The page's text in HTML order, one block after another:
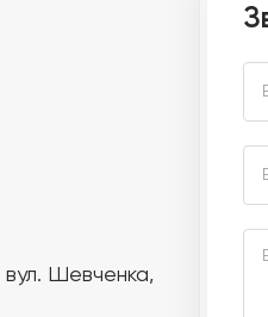
вул. Шевченка,